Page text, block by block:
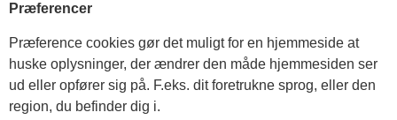
Præferencer
Præference cookies gør det muligt for en hjemmeside at
huske oplysninger, der ændrer den måde hjemmesiden ser
ud eller opfører sig på. F.eks. dit foretrukne sprog, eller den
region, du befinder dig i.